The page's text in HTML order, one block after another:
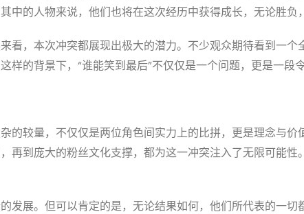
中的人物来说，他们也将在这次经历中获得成长，无论胜负
看，本次冲突都展现出极大的潜力。不少观众期待看到一
样的背景下，“谁能笑到最后”不仅仅是一个问题，更是一段
的较量，不仅仅是两位角色间实力上的比拼，更是理念与价
再到庞大的粉丝文化支撑，都为这一冲突注入了无限可能性
发展。但可以肯定的是，无论结果如何，他们所代表的一